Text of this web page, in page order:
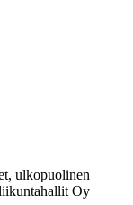
ulkopuolinen
Oy